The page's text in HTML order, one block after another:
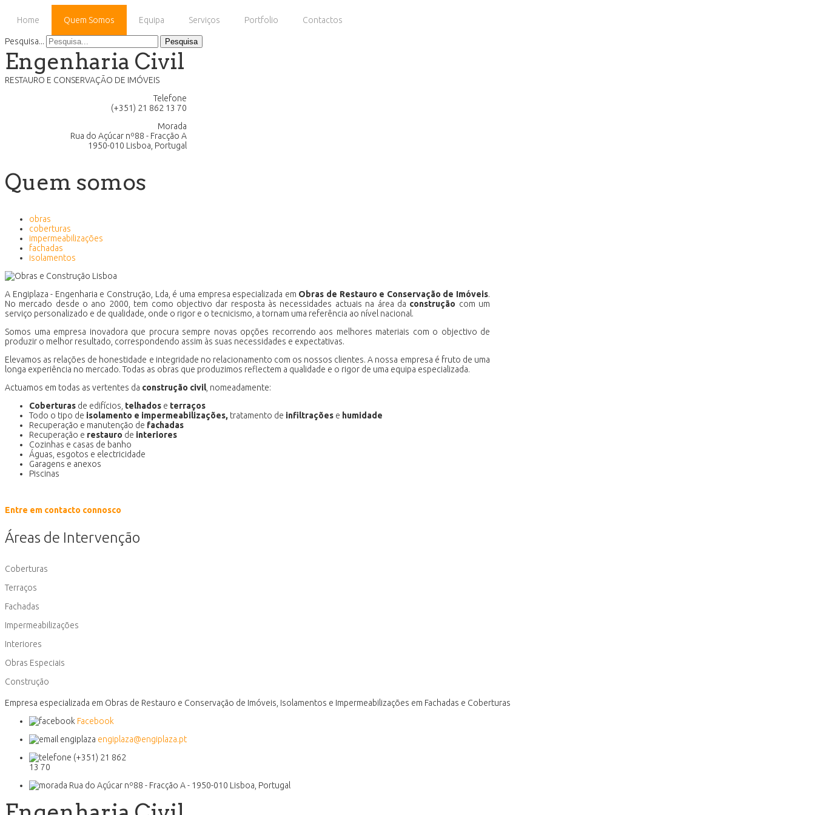
Home Quem Somos Equipa Serviços Portfolio Contactos
Pesquisa... Pesquisa
Engenharia Civil
RESTAURO E CONSERVAÇÃO DE IMÓVEIS
Telefone
(+351) 21 862 13 70
Morada
Rua do Açúcar nº88 - Fracção A
1950-010 Lisboa, Portugal
Quem somos
obras
coberturas
impermeabilizações
fachadas
isolamentos
A Engiplaza - Engenharia e Construção, Lda, é uma empresa especializada em Obras de Restauro e Conservação de Imóveis.
No mercado desde o ano 2000, tem como objectivo dar resposta às necessidades actuais na área da construção com um
serviço personalizado e de qualidade, onde o rigor e o tecnicismo, a tornam uma referência ao nível nacional.
Somos uma empresa inovadora que procura sempre novas opções recorrendo aos melhores materiais com o objectivo de
produzir o melhor resultado, correspondendo assim às suas necessidades e expectativas.
Elevamos as relações de honestidade e integridade no relacionamento com os nossos clientes. A nossa empresa é fruto de uma
longa experiência no mercado. Todas as obras que produzimos reflectem a qualidade e o rigor de uma equipa especializada.
Actuamos em todas as vertentes da construção civil, nomeadamente:
Coberturas de edifícios, telhados e terraços
Todo o tipo de isolamento e impermeabilizações, tratamento de infiltrações e humidade
Recuperação e manutenção de fachadas
Recuperação e restauro de interiores
Cozinhas e casas de banho
Águas, esgotos e electricidade
Garagens e anexos
Piscinas
Entre em contacto connosco
Áreas de Intervenção
Coberturas
Terraços
Fachadas
Impermeabilizações
Interiores
Obras Especiais
Construção
Empresa especializada em Obras de Restauro e Conservação de Imóveis, Isolamentos e Impermeabilizações em Fachadas e Coberturas
Facebook
engiplaza@engiplaza.pt
(+351) 21 862
13 70
Rua do Açúcar nº88 - Fracção A - 1950-010 Lisboa, Portugal